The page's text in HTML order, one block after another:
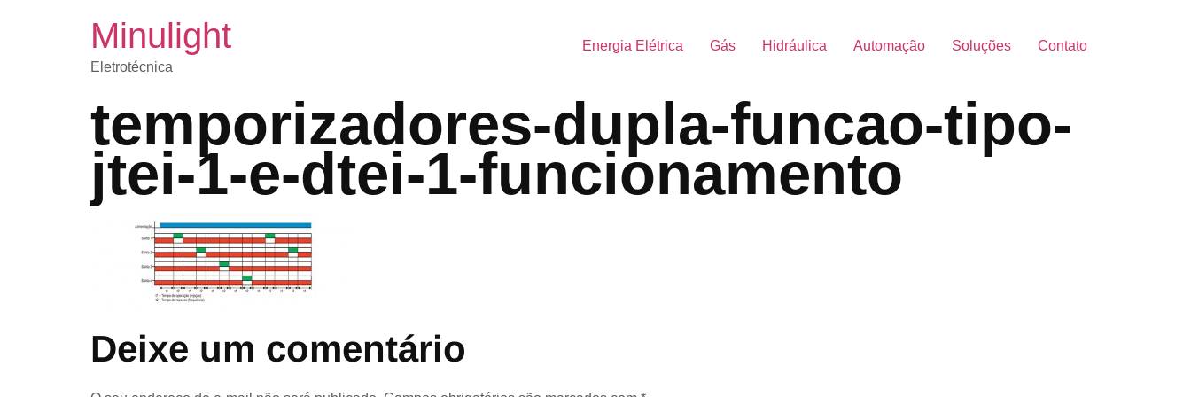
Minulight
Eletrotécnica
Energia Elétrica Gás Hidráulica Automação Soluções Contato
temporizadores-dupla-funcao-tipo-
jtei-1-e-dtei-1-funcionamento
Deixe um comentário